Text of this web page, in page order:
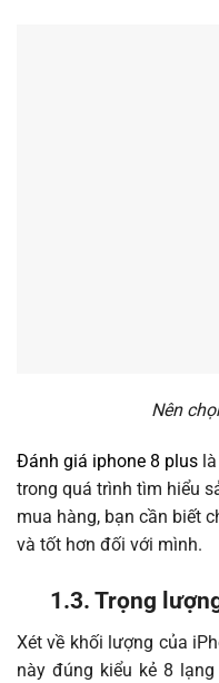
Nên
Đánh giá iphone 8 plus
trong quá trình tìm hiểu
mua hàng, bạn cần biết
và tốt hơn đối với mình.
1.3. Trọng
Xét về khối lượng của
này đúng kiểu kẻ 8